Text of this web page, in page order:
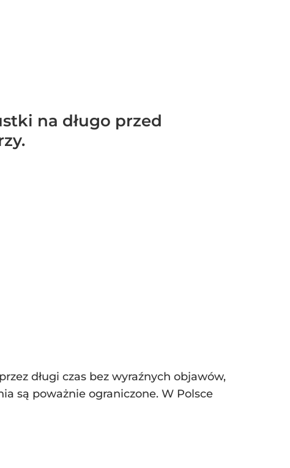
na długo przed
długi czas bez wyraźnych objawów,
są poważnie ograniczone. W Polsce